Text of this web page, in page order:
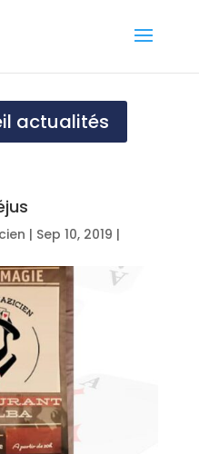
actualités
| Sep 10, 2019 |